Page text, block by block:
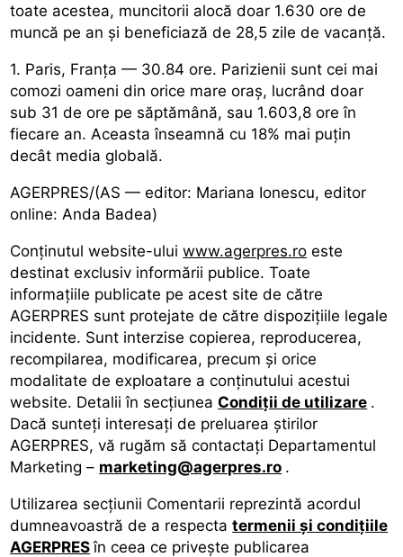
toate acestea, muncitorii alocă doar 1.630 ore de
muncă pe an și beneficiază de 28,5 zile de vacanță.
1. Paris, Franța — 30.84 ore. Parizienii sunt cei mai
comozi oameni din orice mare oraș, lucrând doar
sub 31 de ore pe săptămână, sau 1.603,8 ore în
fiecare an. Aceasta înseamnă cu 18% mai puțin
decât media globală.
AGERPRES/(AS — editor: Mariana Ionescu, editor
online: Anda Badea)
Conținutul website-uluiwww.agerpres.ro este
destinat exclusiv informării publice. Toate
informaţiile publicate pe acest site de către
AGERPRES sunt protejate de către dispoziţiile legale
incidente. Sunt interzise copierea, reproducerea,
recompilarea, modificarea, precum şi orice
modalitate de exploatare a conţinutului acestui
website. Detalii în secţiuneaCondiții de utilizare .
Dacă sunteţi interesaţi de preluarea ştirilor
AGERPRES, vă rugăm să contactați Departamentul
Marketing – marketing@agerpres.ro .
Utilizarea secţiunii Comentarii reprezintă acordul
dumneavoastră de a respectatermenii şi condiţiile
AGERPRES în ceea ce priveşte publicarea